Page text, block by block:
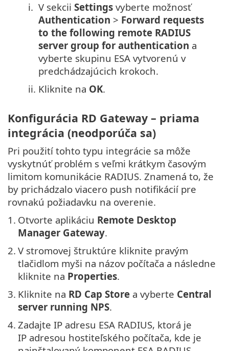
i. V sekcii Settings vyberte možnosť
Authentication > Forward requests
to the following remote RADIUS
server group for authentication a
vyberte skupinu ESA vytvorenú v
predchádzajúcich krokoch.
ii. Kliknite na OK.
Konfigurácia RD Gateway – priama
integrácia (neodporúča sa)
Pri použití tohto typu integrácie sa môže
vyskytnúť problém s veľmi krátkym časovým
limitom komunikácie RADIUS. Znamená to, že
by prichádzalo viacero push notifikácií pre
rovnakú požiadavku na overenie.
1. Otvorte aplikáciu Remote Desktop
Manager Gateway.
2. V stromovej štruktúre kliknite pravým
tlačidlom myši na názov počítača a následne
kliknite na Properties.
3. Kliknite na RD Cap Store a vyberte Central
server running NPS.
4. Zadajte IP adresu ESA RADIUS, ktorá je
IP adresou hostiteľského počítača, kde je